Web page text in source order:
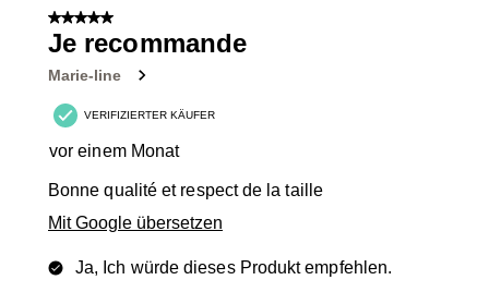
von
Bewertungen.
5 von 5 Sternen.
Je recommande
Marie-line
VERIFIZIERTER KÄUFER
vor einem Monat
Bonne qualité et respect de la taille
Mit Google übersetzen
Ja, Ich würde dieses Produkt empfehlen.